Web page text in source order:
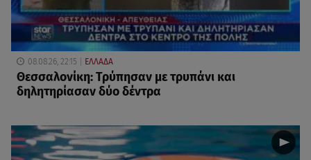
08.08.26, 22:15 ΕΛΛΑΔΑ
Θεσσαλονίκη: Τρύπησαν με τρυπάνι και
δηλητηρίασαν δύο δέντρα